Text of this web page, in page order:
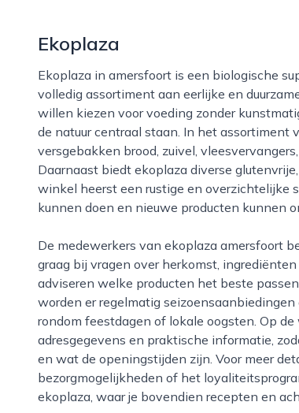
Ekoplaza
Ekoplaza in amersfoort is een biologische supermarkt waar bezoekers terechtkunnen voor een
volledig assortiment aan eerlijke en
willen kiezen voor voeding zonder
de natuur centraal staan. In het assortiment
versgebakken brood, zuivel,
Daarnaast biedt ekoplaza diverse
winkel heerst een rustige en overzichtelijke
kunnen doen en nieuwe producten kunnen
De medewerkers van ekoplaza amersfoort beschikken doorgaans over veel productkennis en helpen
graag bij vragen over herkomst,
adviseren welke producten het beste
worden er regelmatig
rondom feestdagen of lokale oogsten. Op
adresgegevens en praktische informatie,
en wat de openingstijden zijn. Voor meer
bezorgmogelijkheden of het
ekoplaza, waar je bovendien recepten en